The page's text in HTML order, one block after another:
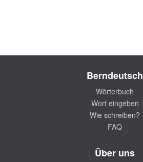
Berndeutsch
Wörterbuch
Wort eingeben
Wie schreiben?
FAQ
Über uns